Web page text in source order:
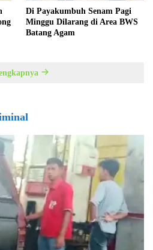
Di Payakumbuh Senam Pagi
Minggu Dilarang di Area BWS
Batang Agam